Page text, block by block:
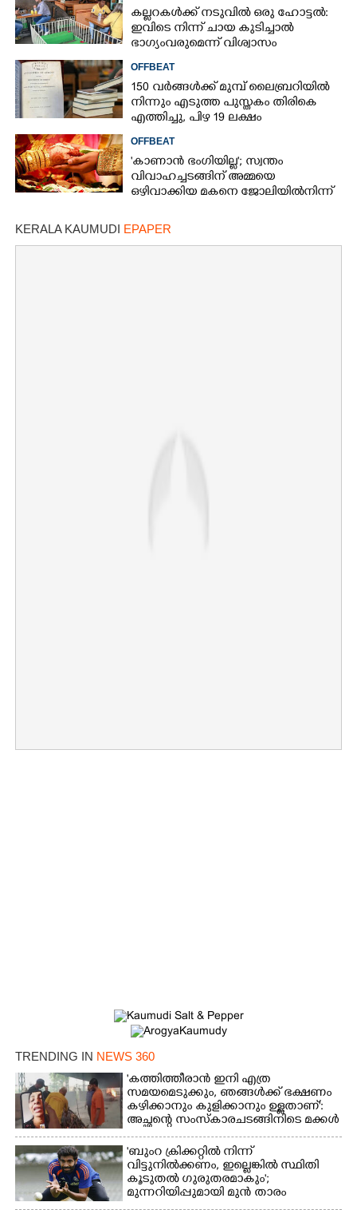
കല്ലറകൾക്ക് നടുവിൽ ഒരു ഹോട്ടൽ:
ഇവിടെ നിന്ന് ചായ കുടിച്ചാൽ
ഭാഗ്യംവരുമെന്ന് വിശ്വാസം
OFFBEAT
150 വർങ്ങൾക്ക് മുമ്പ് ലൈബ്രറിയിൽ
നിന്നും എടുത്ത പുസ്തകം തിരികെ
എത്തിച്ചു,​ പിഴ 19 ലക്ഷം
OFFBEAT
'കാണാൻ ഭംഗിയില്ല'; സ്വന്തം
വിവാഹച്ചടങ്ങിന് അമ്മയെ
ഒഴിവാക്കിയ മകനെ ജോലിയിൽനിന്ന്
KERALA KAUMUDI EPAPER
TRENDING IN NEWS 360
'കത്തിത്തീരാൻ ഇനി എത്ര
സമയമെടുക്കും, ഞങ്ങൾക്ക് ഭക്ഷണം
കഴിക്കാനും കുളിക്കാനും ഉള്ളതാണ്':
അച്ഛന്റെ സംസ്കാരചടങ്ങിനിടെ മക്കൾ
'ബുംറ ക്രിക്കറ്റിൽ നിന്ന്
വിട്ടുനിൽക്കണം, ഇല്ലെങ്കിൽ സ്ഥിതി
കൂടുതൽ ഗുരുതരമാകും';
മുന്നറിയിപ്പുമായി മുൻ താരം
Share this link
Copy Link